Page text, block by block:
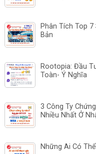
Phân Tích Top
Bản
Rootopia: Đầu
Toàn- Ý Nghĩa
3 Công Ty
Nhiều Nhất Ở
Những Ai Có